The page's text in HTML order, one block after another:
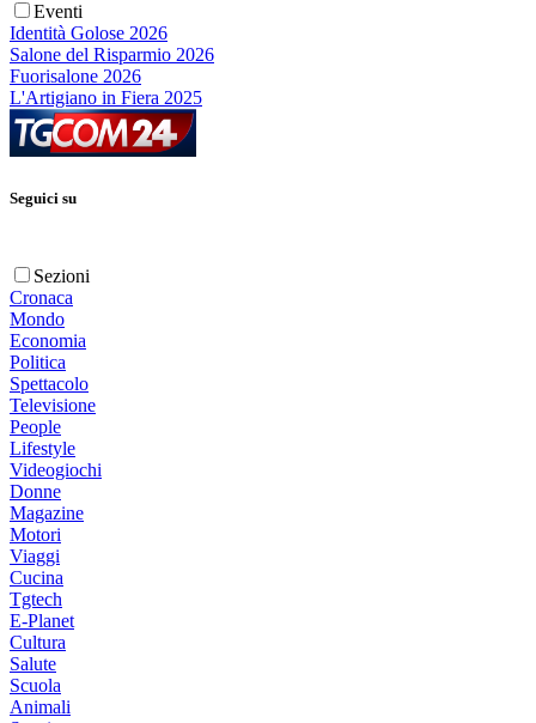
Eventi
Identità Golose 2026
Salone del Risparmio 2026
Fuorisalone 2026
L'Artigiano in Fiera 2025
Seguici su
Sezioni
Cronaca
Mondo
Economia
Politica
Spettacolo
Televisione
People
Lifestyle
Videogiochi
Donne
Magazine
Motori
Viaggi
Cucina
Tgtech
E-Planet
Cultura
Salute
Scuola
Animali